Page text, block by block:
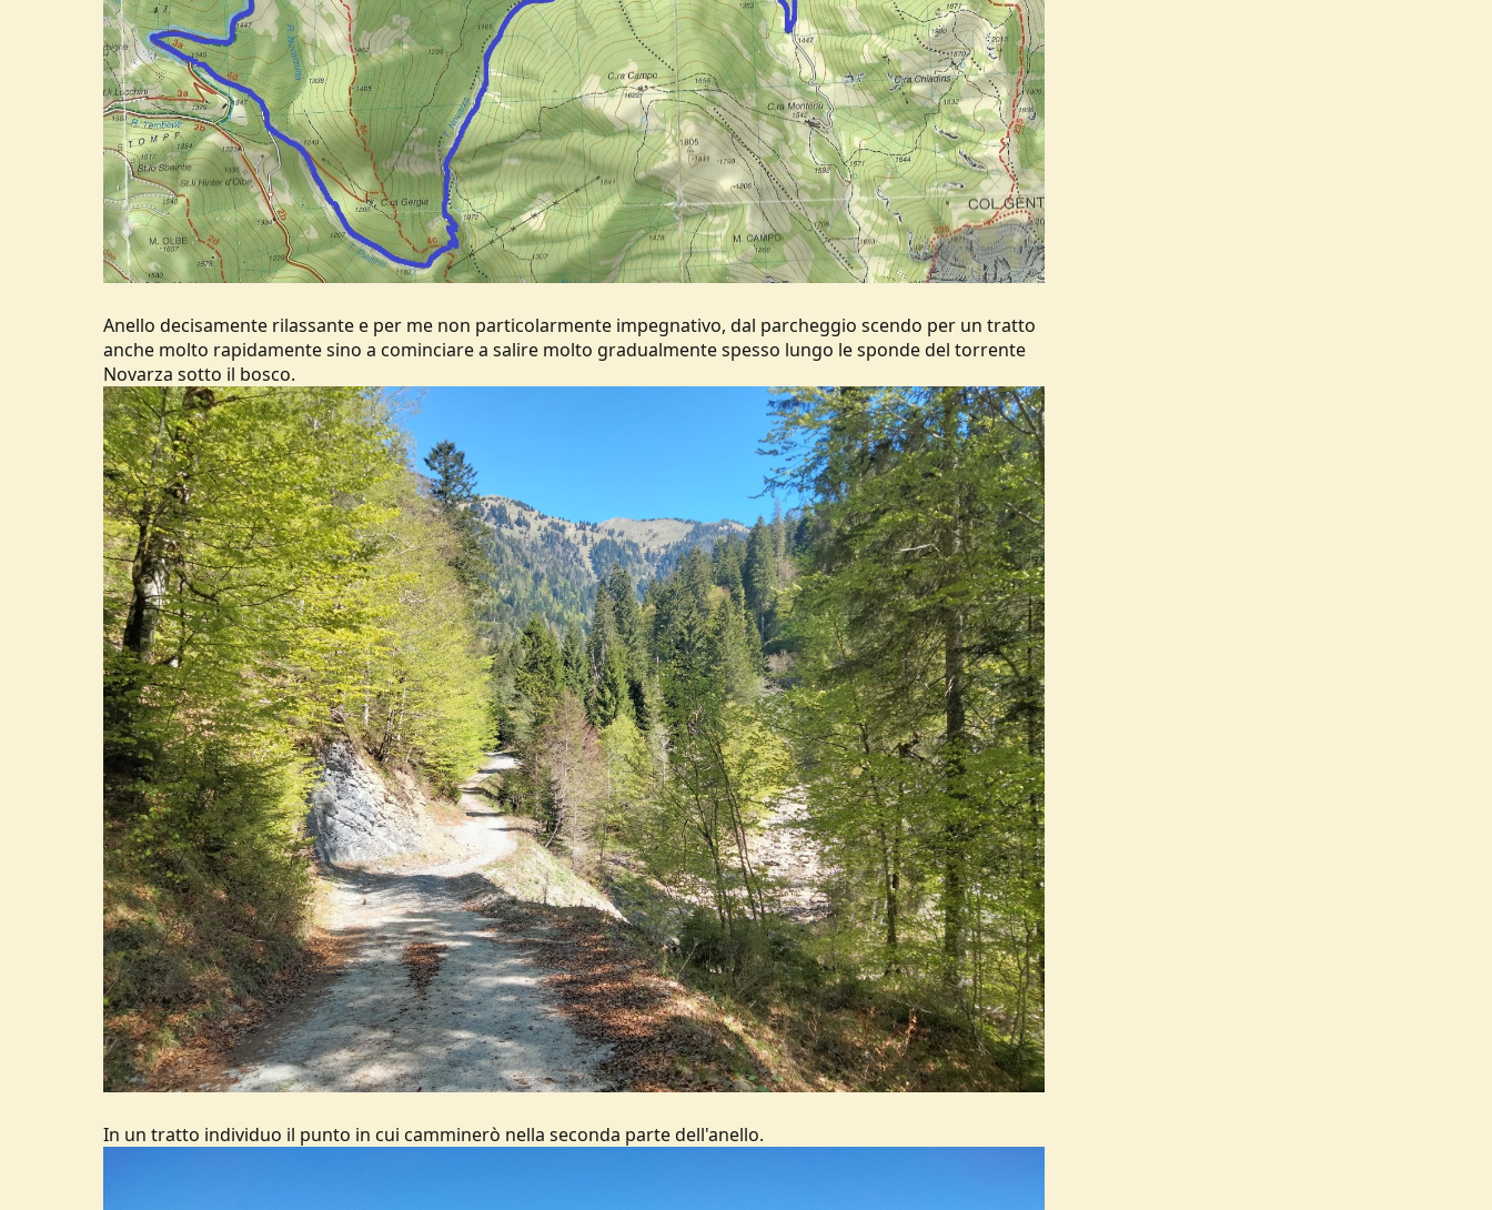
Anello decisamente rilassante e per me non particolarmente impegnativo, dal parcheggio scendo per un tratto
anche molto rapidamente sino a cominciare a salire molto gradualmente spesso lungo le sponde del torrente
Novarza sotto il bosco.
In un tratto individuo il punto in cui camminerò nella seconda parte dell'anello.